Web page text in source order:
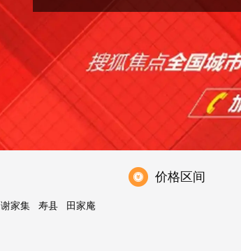
谢家集 寿县
田家庵
价格区间